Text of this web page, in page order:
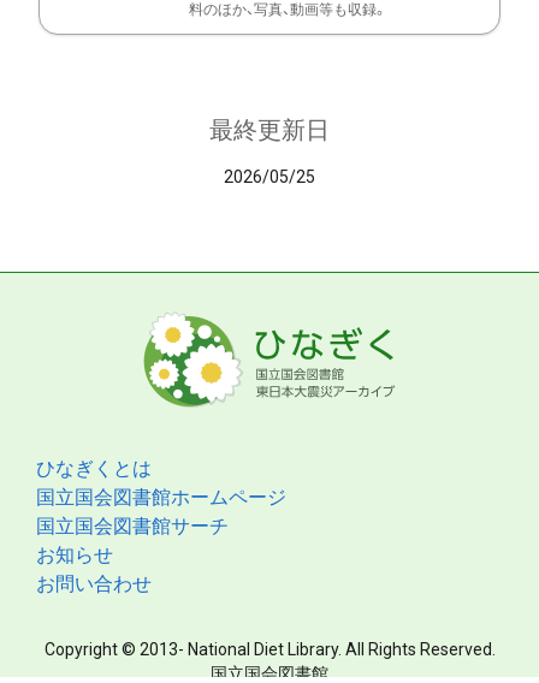
料のほか、写真、動画等も収録。
最終更新日
2026/05/25
ひなぎくとは
国立国会図書館ホームページ
国立国会図書館サーチ
お知らせ
お問い合わせ
Copyright © 2013- National Diet Library. All Rights Reserved.